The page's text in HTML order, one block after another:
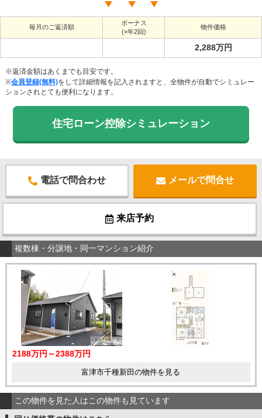
毎月のご返済額
ボーナス
(×年2回)
物件価格
2,288万円
※返済金額はあくまでも目安です。
※会員登録(無料)をして詳細情報を記入されますと、全物件が自動でシミュレー
ションされとても便利になります。
住宅ローン控除シミュレーション
電話で問合わせ メールで問合せ
来店予約
複数棟・分譲地・同一マンション紹介
2188万円～2388万円
富津市千種新田の物件を見る
この物件を見た人はこの物件も見ています